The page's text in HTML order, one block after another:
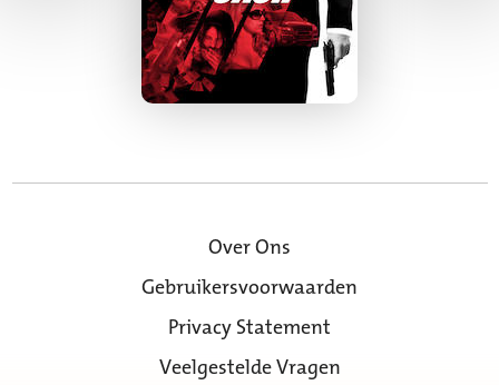
Over Ons
Gebruikersvoorwaarden
Privacy Statement
Veelgestelde Vragen